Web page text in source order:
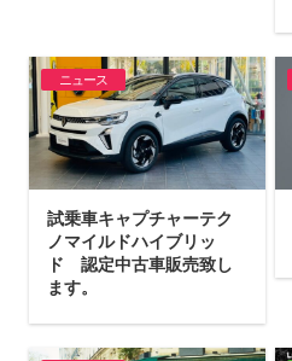
ニュース
試乗車キャプチャーテク
ノマイルドハイブリッ
ド 認定中古車販売致し
ます。